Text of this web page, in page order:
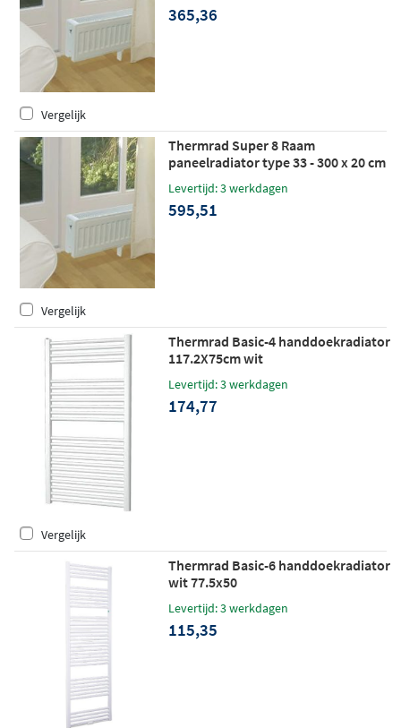
365,36
Vergelijk
Thermrad Super 8 Raam
paneelradiator type 33 - 300 x 20 cm
(L x H)
Levertijd: 3 werkdagen
595,51
Vergelijk
Thermrad Basic-4 handdoekradiator
117.2X75cm wit
Levertijd: 3 werkdagen
174,77
Vergelijk
Thermrad Basic-6 handdoekradiator
wit 77.5x50
Levertijd: 3 werkdagen
115,35